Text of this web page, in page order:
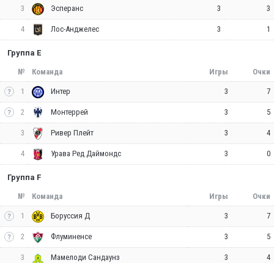
3 Эсперанс 3 3
4 Лос-Анджелес 3 1
Группа E
№ Команда Игры Очки
1 Интер 3 7
2 Монтеррей 3 5
3 Ривер Плейт 3 4
4 Урава Ред Даймондс 3 0
Группа F
№ Команда Игры Очки
1 Боруссия Д 3 7
2 Флуминенсе 3 5
3 Мамелоди Сандаунз 3 4